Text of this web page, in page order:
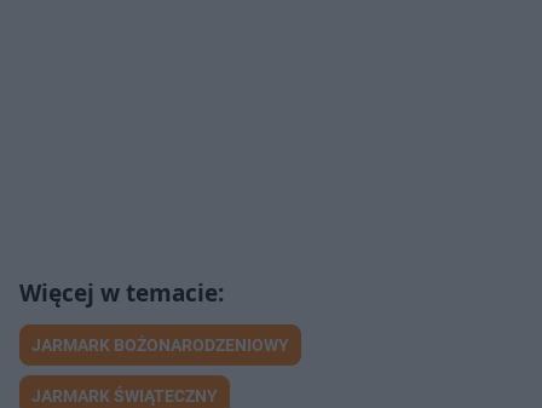
JARMARK BOŻONARODZENIOWY
JARMARK ŚWIĄTECZNY